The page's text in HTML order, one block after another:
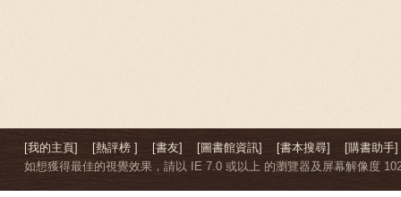
[我的主頁] [熱評榜 ] [書友] [圖書館資訊] [書本搜尋]
[購書助手]
如想獲得最佳的視覺效果，請以 IE 7.0 或以上 的瀏覽器及屏幕解像度